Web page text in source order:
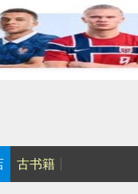
古书籍